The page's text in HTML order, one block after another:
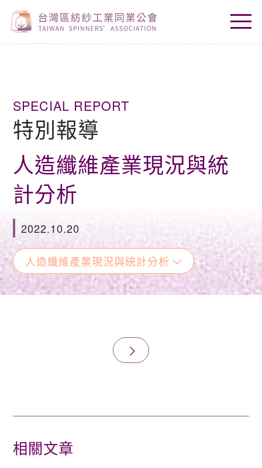
SPECIAL REPORT
特別報導
人造纖維產業現況與統
計分析
2022.10.20
人造纖維產業現況與統計分析
相關文章